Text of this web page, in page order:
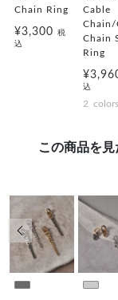
Chain Ring
¥3,300税
込
Cable
Chain/
Chain
Ring
込
2 colors
この商品を
前の画像